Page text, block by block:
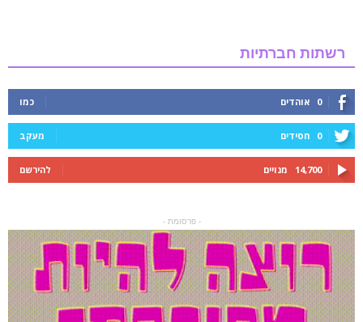
רשתות חברתיות
0 אוהדים כמו
0 חסידים מעקב
14,700 מנויים להירשם
- פרסומת -